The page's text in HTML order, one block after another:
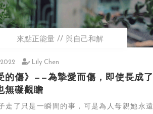
來點正能量 與自己和解
Lily Chen
的傷》——為摯愛而傷，即使長成了
無礙觀瞻
走了只是一瞬間的事，可是為人母親她永遠